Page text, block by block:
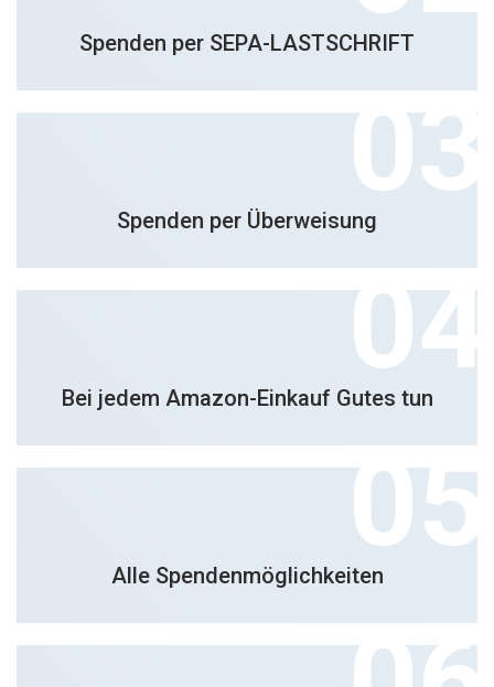
Spenden per SEPA-LASTSCHRIFT
Spenden per Überweisung
Bei jedem Amazon-Einkauf Gutes tun
Alle Spendenmöglichkeiten